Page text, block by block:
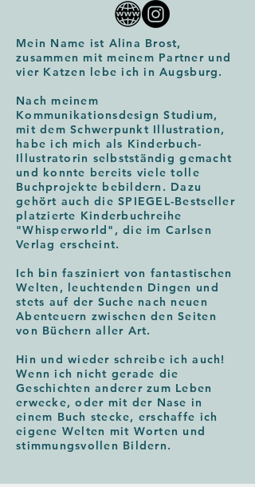
Mein Name ist Alina Brost,
zusammen mit meinem Partner und
vier Katzen lebe ich in Augsburg.
​Nach meinem
Kommunikationsdesign Studium,
mit dem Schwerpunkt Illustration,
habe ich mich als Kinderbuch-
Illustratorin selbstständig gemacht
und konnte bereits viele tolle
Buchprojekte bebildern. Dazu
gehört auch die SPIEGEL-Bestseller
platzierte Kinderbuchreihe
"Whisperworld", die im Carlsen
Verlag erscheint.
​Ich bin fasziniert von fantastischen
Welten, leuchtenden Dingen und
stets auf der Suche nach neuen
Abenteuern zwischen den Seiten
von Büchern aller Art.
Hin und wieder schreibe ich auch!
Wenn ich nicht gerade die
Geschichten anderer zum Leben
erwecke, oder mit der Nase in
einem Buch stecke, erschaffe ich
eigene Welten mit Worten und
stimmungsvollen Bildern.